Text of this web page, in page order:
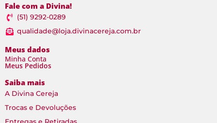
Fale com a Divina!
(51) 9292-0289
qualidade@loja.divinacereja.com.br
Meus dados
Minha Conta
Meus Pedidos
Saiba mais
A Divina Cereja
Trocas e Devoluções